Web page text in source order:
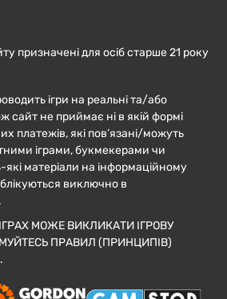
призначені для осіб старше 21 року
ігри на реальні та/або
сайт не приймає ні в якій формі
платежів, які пов’язані/можуть
іграми, букмекерами чи
які матеріали на інформаційному
виключно в
МОЖЕ ВИКЛИКАТИ ІГРОВУ
ПРАВИЛ (ПРИНЦИПІВ)